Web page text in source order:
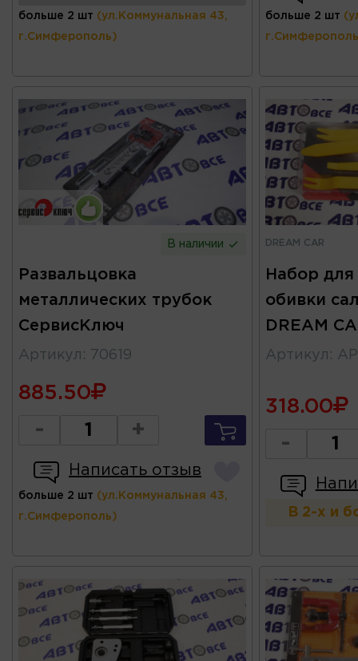
больше 2 шт (ул.Коммунальная 43,
г.Симферополь)
больше 2 шт
В наличии
Развальцовка
металлических трубок
СервисКлюч
Артикул : 70619
885.50
- +
Написать отзыв
больше 2 шт (ул.Коммунальная 43,
г.Симферополь)
DREAM CAR
Набор
обивки
DREAM
Артикул :
318.00
-
В 2-х и